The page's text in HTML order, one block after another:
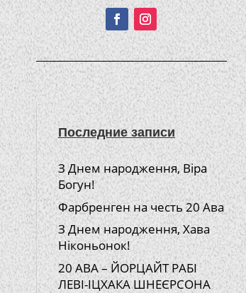
Последние записи
З Днем народження, Віра
Богун!
Фарбренген на честь 20 Ава
З Днем народження, Хава
Ніконьонок!
20 АВА – ЙОРЦАЙТ РАБІ
ЛЕВІ-ІЦХАКА ШНЕЄРСОНА